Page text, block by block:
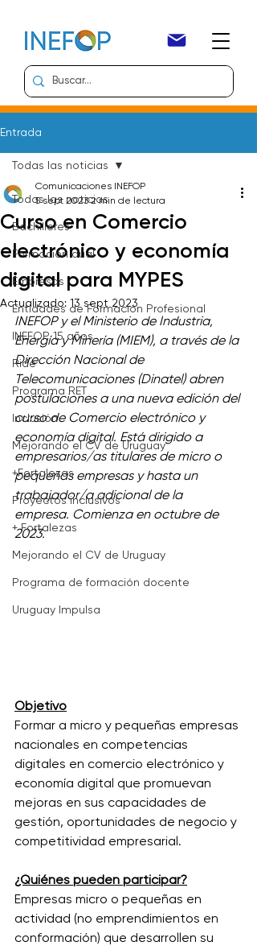
Entrada
Todas las noticias
Bachilleres
Formación dual
Empresas
Entidades de Formación Profesional
INEFOP 15 años
Ride
Programa RET
Inclusión
Mejorando el CV de Uruguay
+Fortalezas
Proyectos inclusivos
+ Fortalezas
Mejorando el CV de Uruguay
Programa de formación docente
Uruguay Impulsa
Todas las noticias
Curso en Comercio
electrónico y economía
digital para MYPES
Comunicaciones INEFOP
5 sept 2023 2 min de lectura
Actualizado: 13 sept 2023
INEFOP y el Ministerio de Industria,
Energía y Minería (MIEM), a través de la
Dirección Nacional de
Telecomunicaciones (Dinatel) abren
postulaciones a una nueva edición del
curso de Comercio electrónico y
economía digital. Está dirigido a
empresarios/as titulares de micro o
pequeñas empresas y hasta un
trabajador/a adicional de la
empresa. Comienza en octubre de
2023.
Objetivo
Formar a micro y pequeñas empresas
nacionales en competencias
digitales en comercio electrónico y
economía digital que promuevan
mejoras en sus capacidades de
gestión, oportunidades de negocio y
competitividad empresarial.
¿Quiénes pueden participar?
Empresas micro o pequeñas en
actividad (no emprendimientos en
conformación) que desarrollen su